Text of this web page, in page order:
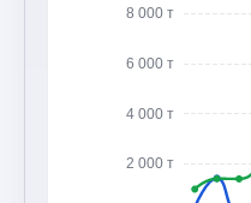
2 000 т
4 000 т
6 000 т
8 000 т